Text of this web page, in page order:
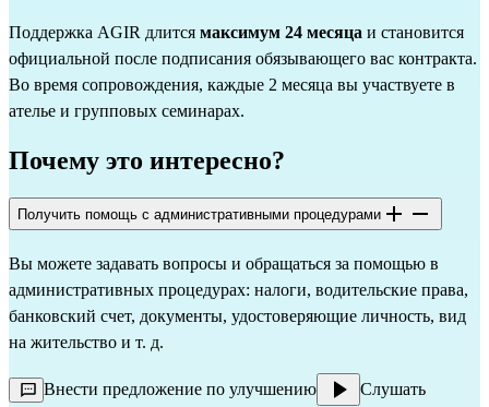
Поддержка AGIR длится максимум 24 месяца и становится
официальной после подписания обязывающего вас контракта.
Во время сопровождения, каждые 2 месяца вы участвуете в
ателье и групповых семинарах.
Почему это интересно?
Получить помощь с административными процедурами
Вы можете задавать вопросы и обращаться за помощью в
административных процедурах: налоги, водительские права,
банковский счет, документы, удостоверяющие личность, вид
на жительство и т. д.
Внести предложение по улучшению Слушать